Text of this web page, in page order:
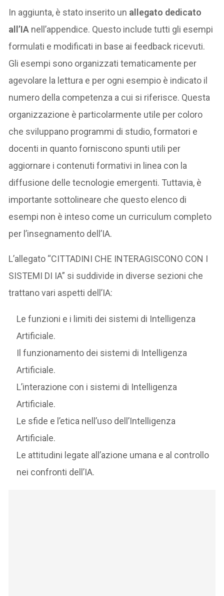
In aggiunta, è stato inserito un allegato dedicato
all’IA nell’appendice. Questo include tutti gli esempi
formulati e modificati in base ai feedback ricevuti.
Gli esempi sono organizzati tematicamente per
agevolare la lettura e per ogni esempio è indicato il
numero della competenza a cui si riferisce. Questa
organizzazione è particolarmente utile per coloro
che sviluppano programmi di studio, formatori e
docenti in quanto forniscono spunti utili per
aggiornare i contenuti formativi in linea con la
diffusione delle tecnologie emergenti. Tuttavia, è
importante sottolineare che questo elenco di
esempi non è inteso come un curriculum completo
per l’insegnamento dell’IA.
L’allegato “CITTADINI CHE INTERAGISCONO CON I
SISTEMI DI IA” si suddivide in diverse sezioni che
trattano vari aspetti dell’IA:
Le funzioni e i limiti dei sistemi di Intelligenza
Artificiale.
Il funzionamento dei sistemi di Intelligenza
Artificiale.
L’interazione con i sistemi di Intelligenza
Artificiale.
Le sfide e l’etica nell’uso dell’Intelligenza
Artificiale.
Le attitudini legate all’azione umana e al controllo
nei confronti dell’IA.